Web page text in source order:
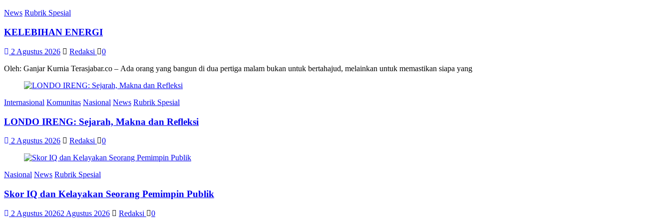
News Rubrik Spesial
KELEBIHAN ENERGI
2 Agustus 2026 Redaksi
0
Oleh: Ganjar Kurnia Terasjabar.co – Ada orang yang bangun di dua pertiga malam bukan untuk bertahajud, melainkan untuk memastikan siapa yang
Internasional Komunitas Nasional News Rubrik Spesial
LONDO IRENG: Sejarah, Makna dan Refleksi
2 Agustus 2026 Redaksi 0
Nasional News Rubrik Spesial
Skor IQ dan Kelayakan Seorang Pemimpin Publik
2 Agustus 20262 Agustus 2026 Redaksi 0